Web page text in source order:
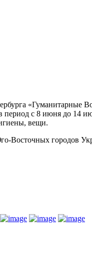
«Гуманитарные
с 8 июня до 14
вещи.
Восточных городов